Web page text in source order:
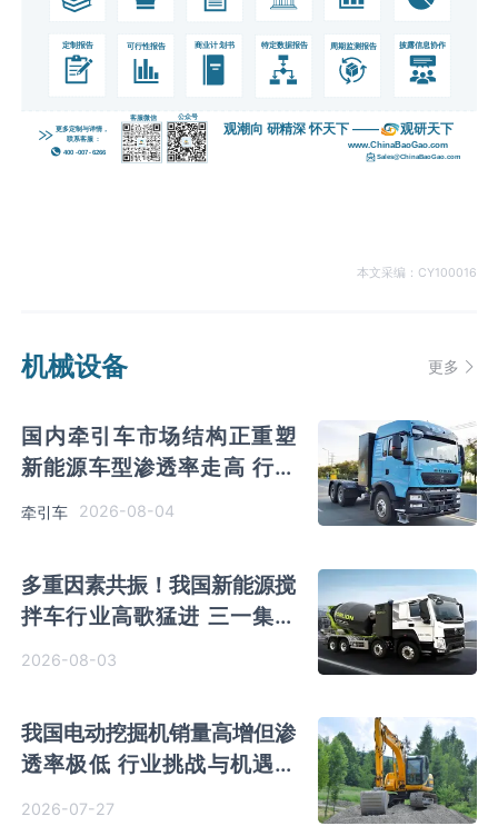
本文采编：CY100016
机械设备 更多
国内牵引车市场结构正重塑
新能源车型渗透率走高 行业
向智能化方向发展
牵引车 2026-08-04
多重因素共振！我国新能源搅
拌车行业高歌猛进 三一集团
2026-08-03
我国电动挖掘机销量高增但渗
透率极低 行业挑战与机遇并
2026-07-27